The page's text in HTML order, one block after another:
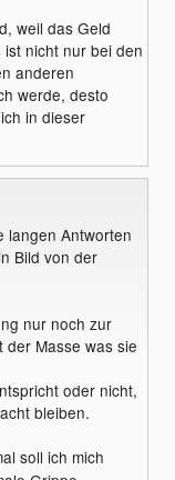
weil das Geld
nicht nur bei den
anderen
werde, desto
in dieser
langen Antworten
Bild von der
nur noch zur
der Masse was sie
oder nicht,
bleiben.
soll ich mich